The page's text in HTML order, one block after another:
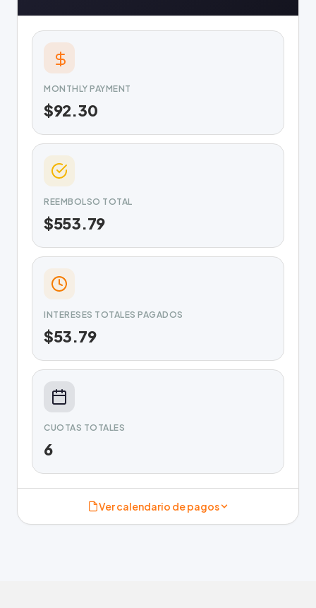
MONTHLY PAYMENT
$92.30
REEMBOLSO TOTAL
$553.79
INTERESES TOTALES PAGADOS
$53.79
CUOTAS TOTALES
6
Ver calendario de pagos